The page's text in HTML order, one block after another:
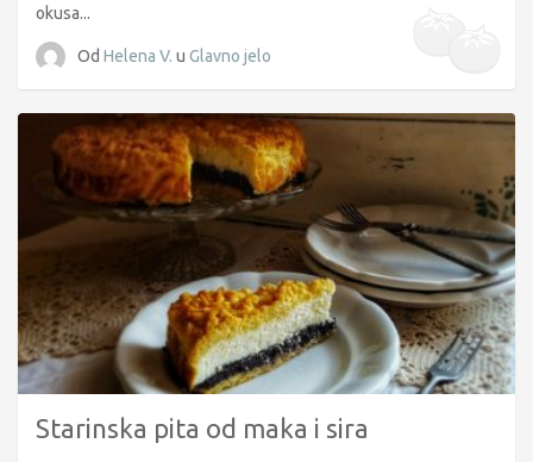
okusa...
Od Helena V. u Glavno jelo
Starinska pita od maka i sira